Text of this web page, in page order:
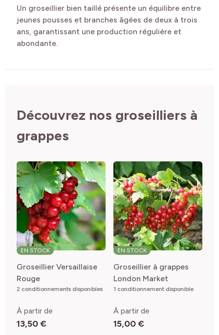
Un groseillier bien taillé présente un équilibre entre
jeunes pousses et branches âgées de deux à trois
ans, garantissant une production régulière et
abondante.
Découvrez nos groseilliers à
grappes
EN STOCK
Groseillier Versaillaise
Rouge
2 conditionnements disponibles
À partir de
13,50 €
EN STOCK
Groseillier à grappes
London Market
1 conditionnement disponible
À partir de
15,00 €